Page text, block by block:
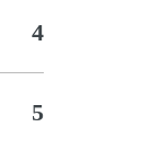
4
5